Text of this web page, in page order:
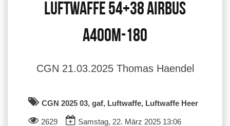
Luftwaffe 54+38 Airbus
A400M-180
CGN 21.03.2025 Thomas Haendel
CGN 2025 03, gaf, Luftwaffe, Luftwaffe Heer
2629
Samstag, 22. März 2025 13:06